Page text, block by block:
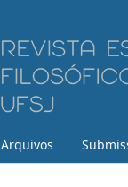
Arquivos